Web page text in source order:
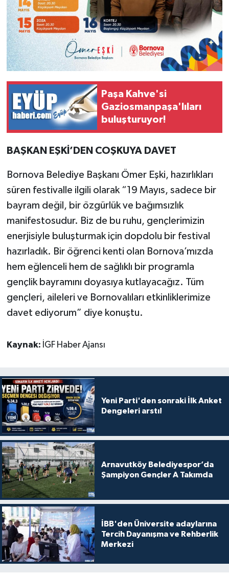
Paşa Kahve'si
Gaziosmanpaşa'lıları
buluşturuyor!
BAŞKAN EŞKİ’DEN COŞKUYA DAVET
Bornova Belediye Başkanı Ömer Eşki, hazırlıkları
süren festivalle ilgili olarak “19 Mayıs, sadece bir
bayram değil, bir özgürlük ve bağımsızlık
manifestosudur. Biz de bu ruhu, gençlerimizin
enerjisiyle buluşturmak için dopdolu bir festival
hazırladık. Bir öğrenci kenti olan Bornova’mızda
hem eğlenceli hem de sağlıklı bir programla
gençlik bayramını doyasıya kutlayacağız. Tüm
gençleri, aileleri ve Bornovalıları etkinliklerimize
davet ediyorum” diye konuştu.
Kaynak: İGF Haber Ajansı
Yeni Parti'den sonraki İlk Anket
Dengeleri arstı!
Arnavutköy Belediyespor’da
Şampiyon Gençler A Takımda
İBB'den Üniversite adaylarına
Tercih Dayanışma ve Rehberlik
Merkezi